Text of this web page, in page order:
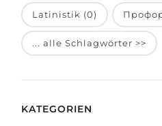
Unsere
BERATUNG!
Belarus
Anderes Land
Latinistik (0)
... alle Schlagwörter >>
KATEGORIEN